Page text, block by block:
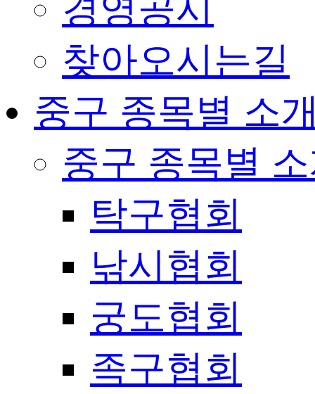
경영공시
찾아오시는길
중구 종목별 소
중구 종목별
탁구협회
낚시협회
궁도협회
족구협회